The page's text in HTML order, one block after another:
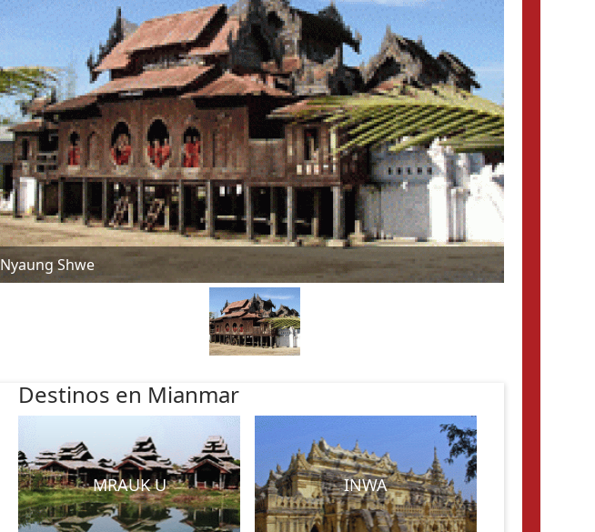
Nyaung Shwe
Destinos en Mianmar
MRAUK U INWA